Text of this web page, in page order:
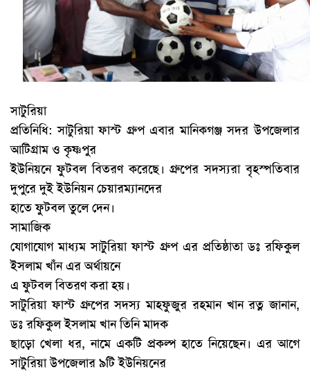
সাটুরিয়া
প্রতিনিধি: সাটুরিয়া ফাস্ট গ্রুপ এবার মানিকগঞ্জ সদর উপজেলার
আটিগ্রাম ও কৃষ্ণপুর
ইউনিয়নে ফুটবল বিতরণ করেছে। গ্রুপের সদস্যরা বৃহস্পতিবার
দুপুরে দুই ইউনিয়ন চেয়ারম্যানদের
হাতে ফুটবল তুলে দেন।
সামাজিক
যোগাযোগ মাধ্যম সাটুরিয়াফাস্টগ্রুপ এর প্রতিষ্ঠাতা ডঃ রফিকুল
ইসলাম খাঁন এর অর্থায়নে
এ ফুটবল বিতরণ করা হয়।
সাটুরিয়াফাস্টগ্রুপের সদস্য মাহফুজুর রহমান খান রত্ন জানান,
ডঃ রফিকুল ইসলাম খান তিনি মাদক
ছাড়ো খেলা ধর, নামে একটি প্রকল্প হাতে নিয়েছেন। এর আগে
সাটুরিয়া উপজেলার ৯টি ইউনিয়নের